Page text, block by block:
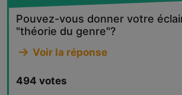
Pouvez-vous donner votre
"théorie du genre"?
Voir la réponse
494 votes